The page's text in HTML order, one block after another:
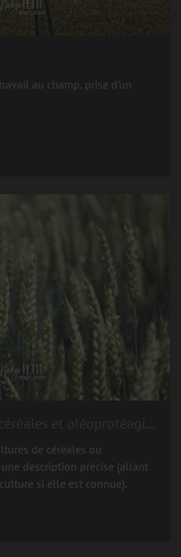
au champ, prise d'un
Grandes cultures - céréales et oléoprotéagineux
de céréales ou
description précise (allant
si elle est connue).